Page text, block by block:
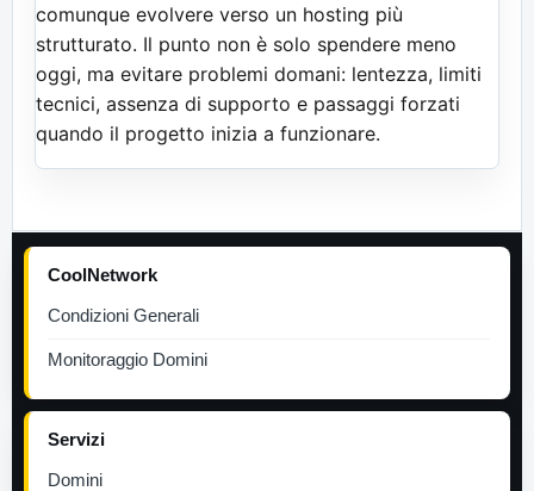
comunque evolvere verso un hosting più
strutturato. Il punto non è solo spendere meno
oggi, ma evitare problemi domani: lentezza, limiti
tecnici, assenza di supporto e passaggi forzati
quando il progetto inizia a funzionare.
CoolNetwork
Condizioni Generali
Monitoraggio Domini
Servizi
Domini